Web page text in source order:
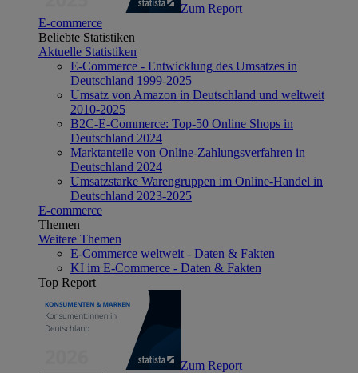
Zum Report
E-commerce
Beliebte Statistiken
Aktuelle Statistiken
E-Commerce - Entwicklung des Umsatzes in
Deutschland 1999-2025
Umsatz von Amazon in Deutschland und weltweit
2010-2025
B2C-E-Commerce: Top-50 Online Shops in
Deutschland 2024
Marktanteile von Online-Zahlungsverfahren in
Deutschland 2024
Umsatzstarke Warengruppen im Online-Handel in
Deutschland 2023-2025
E-commerce
Themen
Weitere Themen
E-Commerce weltweit - Daten & Fakten
KI im E-Commerce - Daten & Fakten
Top Report
Zum Report